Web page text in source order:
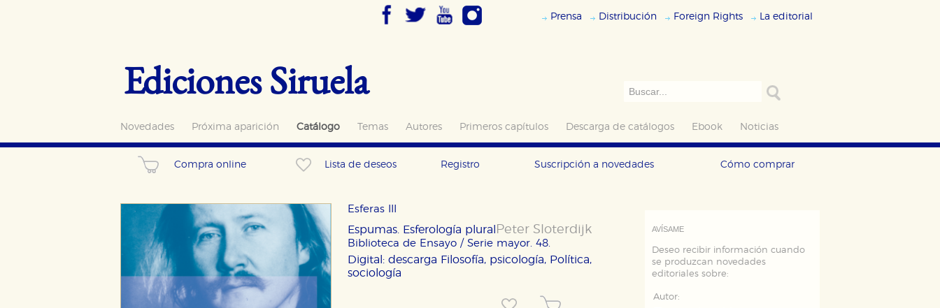
Prensa Distribución Foreign Rights La editorial
Ediciones Siruela
Novedades Próxima aparición Catálogo Temas Autores Primeros capítulos Descarga de catálogos Ebook Noticias
Compra online Lista de deseos Registro Suscripción a novedades Cómo comprar
Esferas III
Espumas. Esferología plural Peter Sloterdijk
Biblioteca de Ensayo / Serie mayor. 48.
Digital: descarga Filosofía, psicología, Política,
sociología
AVÍSAME
Deseo recibir información cuando
se produzcan novedades
editoriales sobre:
Autor: